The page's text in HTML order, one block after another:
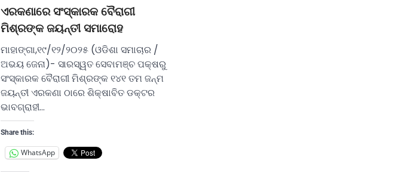
ଏରକଣାରେ ସଂସ୍କାରକ ବୈରାଗୀ
ମିଶ୍ରଙ୍କ ଜୟନ୍ତୀ ସମାରୋହ
ମାହାଙ୍ଗା,୧୯/୧୨/୨୦୨୫ (ଓଡିଶା ସମାଚାର /
ଅଭୟ ଜେନା)- ସାରସ୍ୱତ ସେବାମଞ୍ଚ ପକ୍ଷରୁ
ସଂସ୍କାରକ ବୈରାଗୀ ମିଶ୍ରଙ୍କ ୧୪୧ ତମ ଜନ୍ମ
ଜୟନ୍ତୀ ଏରକଣା ଠାରେ ଶିକ୍ଷାବିତ ଡକ୍ଟର
ଭାବଗ୍ରାହୀ…
Share this:
WhatsApp